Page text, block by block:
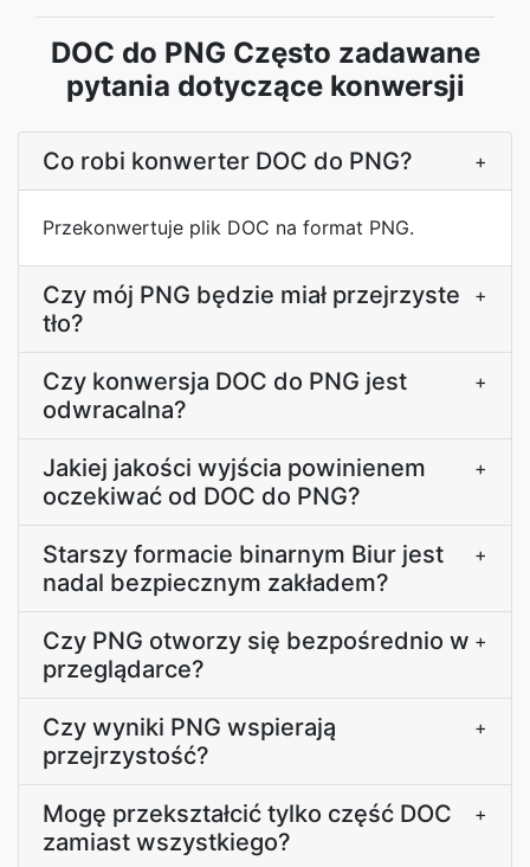
DOC do PNG Często zadawane
pytania dotyczące konwersji
Co robi konwerter DOC do PNG? +
Przekonwertuje plik DOC na format PNG.
Czy mój PNG będzie miał przejrzyste
tło?
+
Czy konwersja DOC do PNG jest
odwracalna?
+
Jakiej jakości wyjścia powinienem
oczekiwać od DOC do PNG?
+
Starszy formacie binarnym Biur jest
nadal bezpiecznym zakładem?
+
Czy PNG otworzy się bezpośrednio w
przeglądarce?
+
Czy wyniki PNG wspierają
przejrzystość?
+
Mogę przekształcić tylko część DOC
zamiast wszystkiego?
+